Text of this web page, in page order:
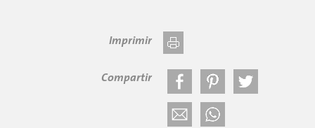
Imprimir
Compartir